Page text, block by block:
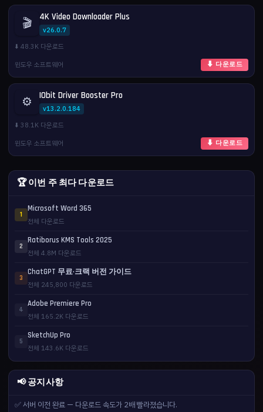
🎬 4K Video Downloader Plus
v26.0.7
⬇️ 48.3K 다운로드
윈도우 소프트웨어
⬇ 다운로드
⚙️ IObit Driver Booster Pro
v13.2.0.184
⬇️ 38.1K 다운로드
윈도우 소프트웨어
⬇ 다운로드
🏆 이번 주 최다 다운로드
1
Microsoft Word 365
전체 다운로드
2
Ratiborus KMS Tools 2025
전체 4.8M 다운로드
3
ChatGPT 무료·크랙 버전 가이드
전체 245,800 다운로드
4
Adobe Premiere Pro
전체 165.2K 다운로드
5
SketchUp Pro
전체 143.6K 다운로드
📢 공지사항
✅ 서버 이전 완료 — 다운로드 속도가 2배 빨라졌습니다.